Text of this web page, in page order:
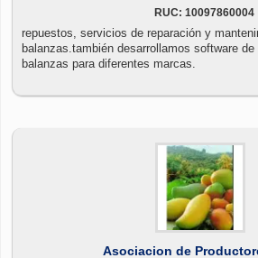
RUC: 10097860004
repuestos, servicios de reparación y
balanzas.también desarrollamos software
balanzas para diferentes marcas.
Asociacion de